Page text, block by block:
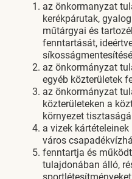
az önkormanyzat
kerékpárutak,
műtárgyai és
fenntartását,
az önkormányzat
egyéb közterületek
az önkormányzat
közterületeken a
környezet
a vizek
város
fenntartja és
tulajdonában álló,